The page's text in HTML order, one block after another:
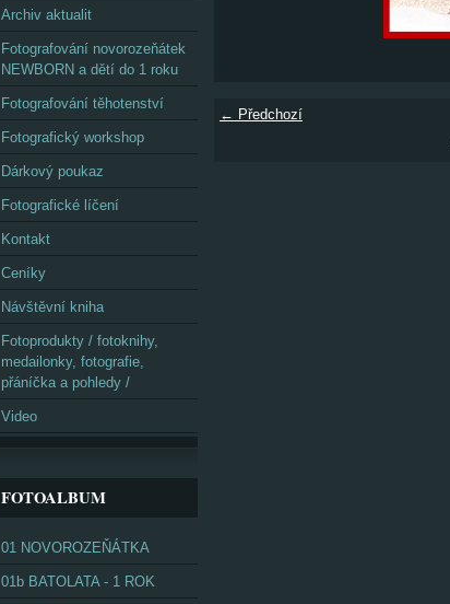
← Předchozí
Archiv aktualit
Fotografování novorozeňátek
NEWBORN a dětí do 1 roku
Fotografování těhotenství
Fotografický workshop
Dárkový poukaz
Fotografické líčení
Kontakt
Ceníky
Návštěvní kniha
Fotoprodukty / fotoknihy,
medailonky, fotografie,
přáníčka a pohledy /
Video
FOTOALBUM
01 NOVOROZEŇÁTKA
01b BATOLATA - 1 ROK